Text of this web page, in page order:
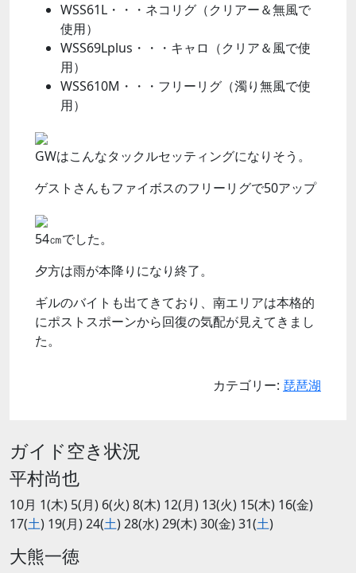
WSS61L・・・ネコリグ（クリアー＆無風で
使用）
WSS69Lplus・・・キャロ（クリア＆風で使
用）
WSS610M・・・フリーリグ（濁り無風で使
用）
GWはこんなタックルセッティングになりそう。
ゲストさんもファイボスのフリーリグで50アップ
54㎝でした。
夕方は雨が本降りになり終了。
ギルのバイトも出てきており、南エリアは本格的
にポストスポーンから回復の気配が見えてきまし
た。
カテゴリー: 琵琶湖
ガイド空き状況
平村尚也
10月 1(木) 5(月) 6(火) 8(木) 12(月) 13(火) 15(木) 16(金)
17(土) 19(月) 24(土) 28(水) 29(木) 30(金) 31(土)
大熊一徳